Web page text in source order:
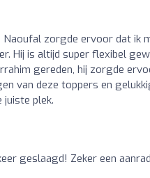
Naoufal zorgde ervoor dat ik
Hij is altijd super flexibel
gereden, hij zorgde
van deze toppers en
juiste plek.
geslaagd! Zeker een